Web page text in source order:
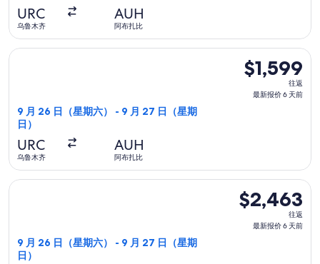
6
前
URC
乌鲁木齐
AUH
阿布扎比
$1,599
往
返,
6
前
$1,599
往返
最新报价 6 天前
9 月 26 日（星期六） - 9 月 27 日（星期
日）
URC
乌鲁木齐
AUH
阿布扎比
选择四川航空航班，9 月 26 日（星期六）从乌鲁木齐前往阿
$2,463
往
$2,463
往返
最新报价 6 天前
9 月 26 日（星期六） - 9 月 27 日（星期
日）
选择中国东方航空航班，9 月 26 日（星期六）从乌鲁木齐前